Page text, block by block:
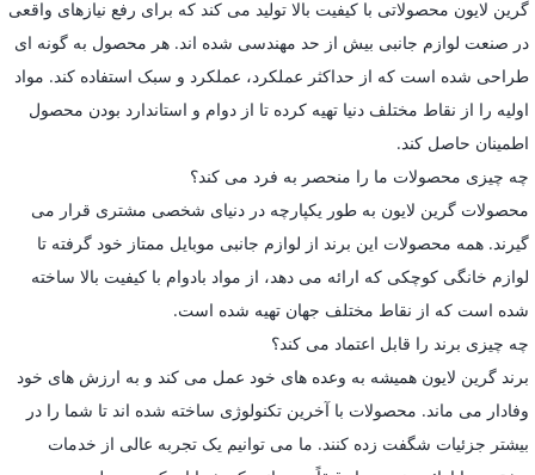
گرین لایون محصولاتی با کیفیت بالا تولید می کند که برای رفع نیازهای واقعی
در صنعت لوازم جانبی بیش از حد مهندسی شده اند. هر محصول به گونه ای
طراحی شده است که از حداکثر عملکرد، عملکرد و سبک استفاده کند. مواد
اولیه را از نقاط مختلف دنیا تهیه کرده تا از دوام و استاندارد بودن محصول
اطمینان حاصل کند.
چه چیزی محصولات ما را منحصر به فرد می کند؟
محصولات گرین لایون به طور یکپارچه در دنیای شخصی مشتری قرار می
گیرند. همه محصولات این برند از لوازم جانبی موبایل ممتاز خود گرفته تا
لوازم خانگی کوچکی که ارائه می دهد، از مواد بادوام با کیفیت بالا ساخته
شده است که از نقاط مختلف جهان تهیه شده است.
چه چیزی برند را قابل اعتماد می کند؟
برند گرین لایون همیشه به وعده های خود عمل می کند و به ارزش های خود
وفادار می ماند. محصولات با آخرین تکنولوژی ساخته شده اند تا شما را در
بیشتر جزئیات شگفت زده کنند. ما می توانیم یک تجربه عالی از خدمات